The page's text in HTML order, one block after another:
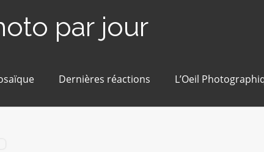
par jour
Dernières réactions L’Oeil